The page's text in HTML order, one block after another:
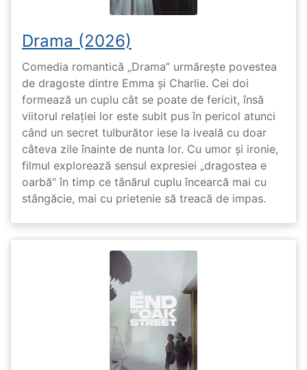
Drama (2026)
Comedia romantică „Drama” urmărește povestea
de dragoste dintre Emma și Charlie. Cei doi
formează un cuplu cât se poate de fericit, însă
viitorul relației lor este subit pus în pericol atunci
când un secret tulburător iese la iveală cu doar
câteva zile înainte de nunta lor. Cu umor și ironie,
filmul explorează sensul expresiei „dragostea e
oarbă” în timp ce tânărul cuplu încearcă mai cu
stângăcie, mai cu prietenie să treacă de impas.